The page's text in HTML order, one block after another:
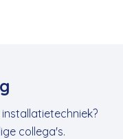
collega's.